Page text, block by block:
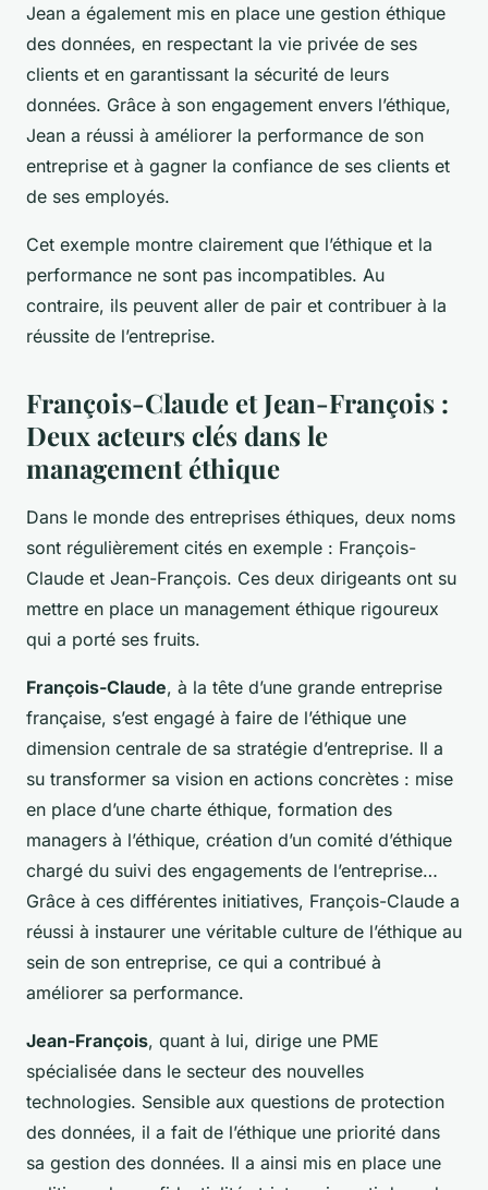
Jean a également mis en place une gestion éthique
des données, en respectant la vie privée de ses
clients et en garantissant la sécurité de leurs
données. Grâce à son engagement envers l’éthique,
Jean a réussi à améliorer la performance de son
entreprise et à gagner la confiance de ses clients et
de ses employés.
Cet exemple montre clairement que l’éthique et la
performance ne sont pas incompatibles. Au
contraire, ils peuvent aller de pair et contribuer à la
réussite de l’entreprise.
François-Claude et Jean-François :
Deux acteurs clés dans le
management éthique
Dans le monde des entreprises éthiques, deux noms
sont régulièrement cités en exemple : François-
Claude et Jean-François. Ces deux dirigeants ont su
mettre en place un management éthique rigoureux
qui a porté ses fruits.
François-Claude, à la tête d’une grande entreprise
française, s’est engagé à faire de l’éthique une
dimension centrale de sa stratégie d’entreprise. Il a
su transformer sa vision en actions concrètes : mise
en place d’une charte éthique, formation des
managers à l’éthique, création d’un comité d’éthique
chargé du suivi des engagements de l’entreprise…
Grâce à ces différentes initiatives, François-Claude a
réussi à instaurer une véritable culture de l’éthique au
sein de son entreprise, ce qui a contribué à
améliorer sa performance.
Jean-François, quant à lui, dirige une PME
spécialisée dans le secteur des nouvelles
technologies. Sensible aux questions de protection
des données, il a fait de l’éthique une priorité dans
sa gestion des données. Il a ainsi mis en place une